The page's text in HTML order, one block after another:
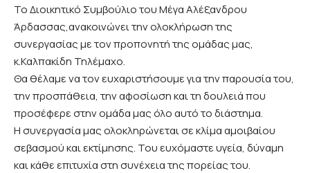
Το Διοικητικό Συμβούλιο του Μέγα Αλέξανδρου
Άρδασσας,ανακοινώνει την ολοκλήρωση της
συνεργασίας με τον προπονητή της ομάδας μας,
κ.Καλπακίδη Τηλέμαχο.
Θα θέλαμε να τον ευχαριστήσουμε για την παρουσία του,
την προσπάθεια, την αφοσίωση και τη δουλειά που
προσέφερε στην ομάδα μας όλο αυτό το διάστημα.
Η συνεργασία μας ολοκληρώνεται σε κλίμα αμοιβαίου
σεβασμού και εκτίμησης. Του ευχόμαστε υγεία, δύναμη
και κάθε επιτυχία στη συνέχεια της πορείας του.